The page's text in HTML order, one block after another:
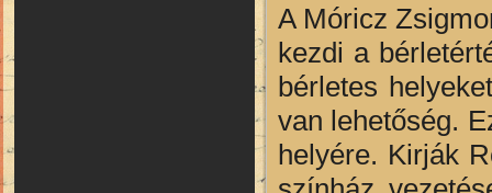
A Móricz
kezdi a
bérletes
van lehetőség.
helyére. Kirják